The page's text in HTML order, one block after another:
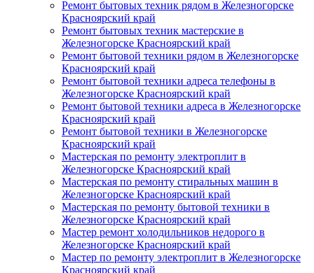
Ремонт бытовых техник рядом в Железногорске
Красноярский край
Ремонт бытовых техник мастерские в
Железногорске Красноярский край
Ремонт бытовой техники рядом в Железногорске
Красноярский край
Ремонт бытовой техники адреса телефоны в
Железногорске Красноярский край
Ремонт бытовой техники адреса в Железногорске
Красноярский край
Ремонт бытовой техники в Железногорске
Красноярский край
Мастерская по ремонту электроплит в
Железногорске Красноярский край
Мастерская по ремонту стиральных машин в
Железногорске Красноярский край
Мастерская по ремонту бытовой техники в
Железногорске Красноярский край
Мастер ремонт холодильников недорого в
Железногорске Красноярский край
Мастер по ремонту электроплит в Железногорске
Красноярский край